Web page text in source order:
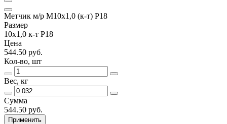
Метчик м/р М10х1,0 (к-т) Р18
Размер
10х1,0 к-т Р18
Цена
544.50 руб.
Кол-во, шт
Вес, кг
Сумма
544.50 руб.
Применить